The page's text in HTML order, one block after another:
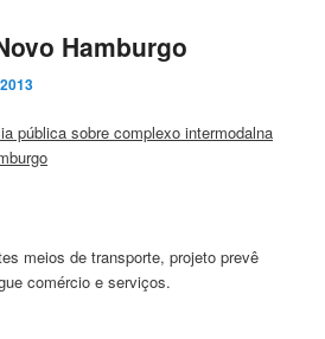
Hamburgo
pública sobre complexo intermodalna
meios de transporte, projeto prevê
comércio e serviços.